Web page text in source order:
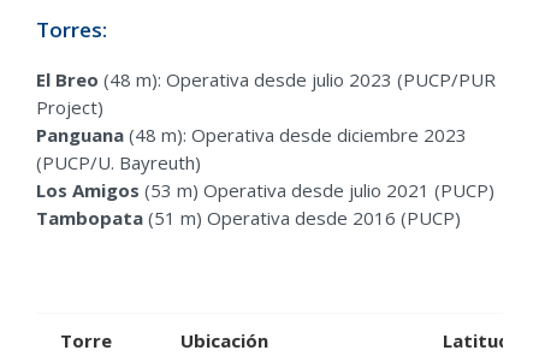
Torres:
El Breo (48 m): Operativa desde julio 2023 (PUCP/PUR
Project)
Panguana (48 m): Operativa desde diciembre 2023
(PUCP/U. Bayreuth)
Los Amigos (53 m) Operativa desde julio 2021 (PUCP)
Tambopata (51 m) Operativa desde 2016 (PUCP)
Torre Ubicación Latitud